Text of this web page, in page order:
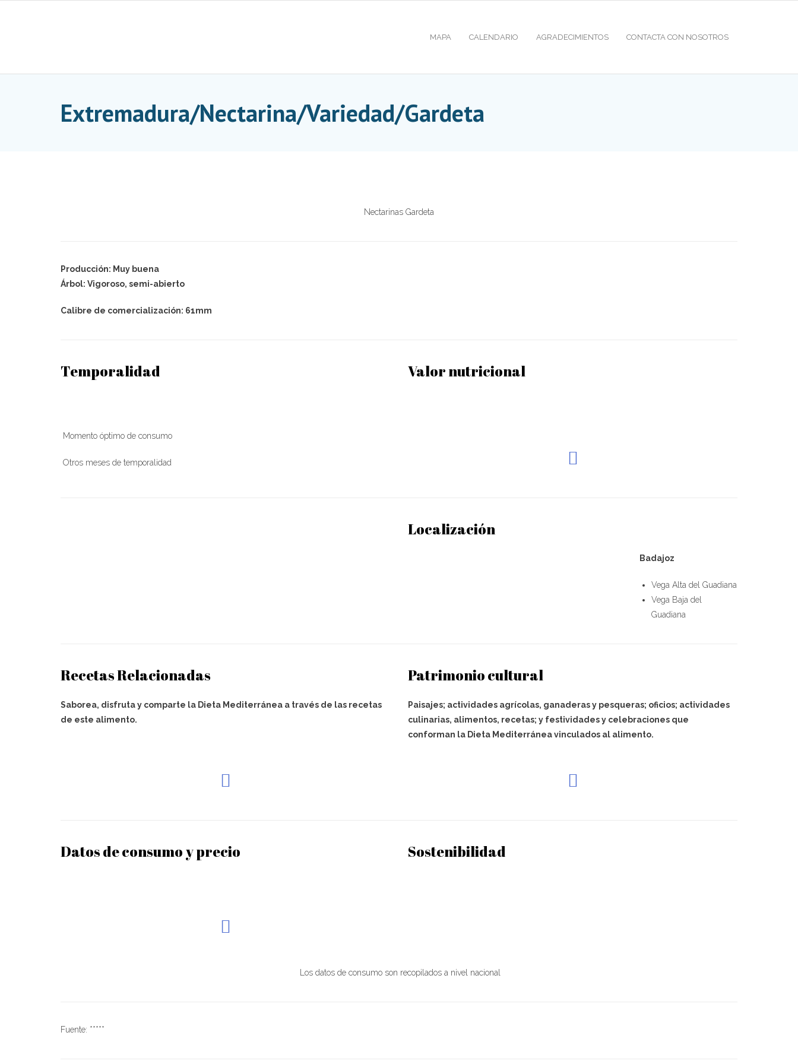
MAPA CALENDARIO AGRADECIMIENTOS CONTACTA CON NOSOTROS
Extremadura/Nectarina/Variedad/Gardeta
Nectarinas Gardeta
Producción: Muy buena
Árbol: Vigoroso, semi-abierto
Calibre de comercialización: 61mm
Temporalidad
Momento óptimo de consumo
Otros meses de temporalidad
Valor nutricional
Localización
Badajoz
Vega Alta del Guadiana
Vega Baja del
Guadiana
Recetas Relacionadas Patrimonio cultural
Saborea, disfruta y comparte la Dieta Mediterránea a través de las recetas
de este alimento.
Paisajes; actividades agrícolas, ganaderas y pesqueras; oficios; actividades
culinarias, alimentos, recetas; y festividades y celebraciones que
conforman la Dieta Mediterránea vinculados al alimento.
Datos de consumo y precio Sostenibilidad
Los datos de consumo son recopilados a nivel nacional
Fuente: *****